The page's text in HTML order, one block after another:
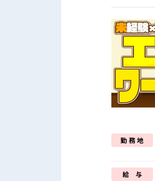
勤 務 地
給 与